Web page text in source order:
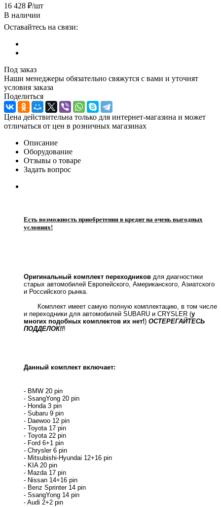
16 428 ₽/шт
В наличии
Оставайтесь на связи:
Под заказ
Наши менеджеры обязательно свяжутся с вами и уточнят
условия заказа
Поделиться
Цена действительна только для интернет-магазина и может
отличаться от цен в розничных магазинах
Описание
Оборудование
Отзывы о товаре
Задать вопрос
Есть возможность приобретения в кредит на очень выгодных
условиях!
Оригинальный комплект переходников для диагностики
старых автомобилей Европейского, Американского, Азиатского
и Российского рынка.
Комплект имеет самую полную комплектацию, в том числе
и переходники для автомобилей SUBARU и CRYSLER (у
многих подобных комплектов их нет!) ОСТЕРЕГАЙТЕСЬ
ПОДДЕЛОК!!!
Данный комплект включает:
- BMW 20 pin
- SsangYong 20 pin
- Honda 3 pin
- Subaru 9 pin
- Daewoo 12 pin
- Toyota 17 pin
- Toyota 22 pin
- Ford 6+1 pin
- Chrysler 6 pin
- Mitsubishi-Hyundai 12+16 pin
- KIA 20 pin
- Mazda 17 pin
- Nissan 14+16 pin
- Benz Sprinter 14 pin
- SsangYong 14 pin
- Audi 2+2 pin